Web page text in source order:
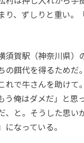
り、ずしりと重い。
須賀駅（神奈川県）
の餌代を得るためだ
れで牛さんを助けて
う俺はダメだ」と思
、と。そうした思い
なっている。